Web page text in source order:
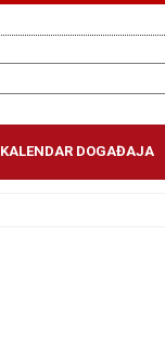
KALENDAR DOGAĐAJA